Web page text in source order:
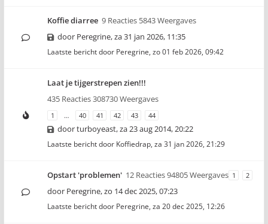
Koffie diarree 9 Reacties 5843 Weergaves
door Peregrine,za 31 jan 2026, 11:35
Laatste bericht door Peregrine, zo 01 feb 2026, 09:42
Laat je tijgerstrepen zien!!!
435 Reacties 308730 Weergaves
1 … 40 41 42 43 44
doorturboyeast,za 23 aug 2014, 20:22
Laatste bericht door Koffiedrap, za 31 jan 2026, 21:29
Opstart 'problemen' 12 Reacties 94805 Weergaves 1 2
door Peregrine,zo 14 dec 2025, 07:23
Laatste bericht door Peregrine, za 20 dec 2025, 12:26